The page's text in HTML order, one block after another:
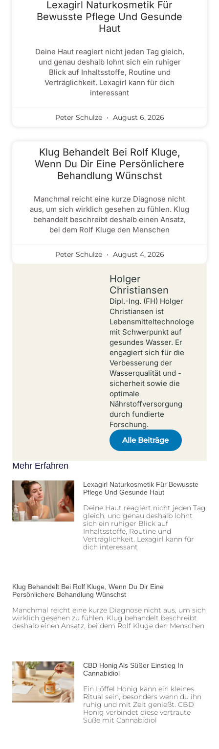
Lexagirl Naturkosmetik Für
Bewusste Pflege Und Gesunde
Haut
Deine Haut reagiert nicht jeden Tag gleich,
und genau deshalb lohnt sich ein ruhiger
Blick auf Inhaltsstoffe, Routine und
Verträglichkeit. Lexagirl kann für dich
interessant
Peter Schulze August 6, 2026
Klug Behandelt Bei Rolf Kluge,
Wenn Du Dir Eine Persönlichere
Behandlung Wünschst
Manchmal reicht eine kurze Diagnose nicht
aus, um sich wirklich gesehen zu fühlen. Klug
behandelt beschreibt deshalb einen Ansatz,
bei dem Rolf Kluge den Menschen
Peter Schulze August 4, 2026
Holger
Christiansen
Dipl.-Ing. (FH) Holger
Christiansen ist
Lebensmitteltechnologe
mit Schwerpunkt auf
gesundes Wasser. Er
engagiert sich für die
Verbesserung der
Wasserqualität und -
sicherheit sowie die
optimale
Nährstoffversorgung
durch fundierte
Forschung.
Alle Beiträge
Mehr Erfahren
Lexagirl Naturkosmetik Für Bewusste
Pflege Und Gesunde Haut
Deine Haut reagiert nicht jeden Tag
gleich, und genau deshalb lohnt
sich ein ruhiger Blick auf
Inhaltsstoffe, Routine und
Verträglichkeit. Lexagirl kann für
dich interessant
Klug Behandelt Bei Rolf Kluge, Wenn Du Dir Eine
Persönlichere Behandlung Wünschst
Manchmal reicht eine kurze Diagnose nicht aus, um sich
wirklich gesehen zu fühlen. Klug behandelt beschreibt
deshalb einen Ansatz, bei dem Rolf Kluge den Menschen
CBD Honig Als Süßer Einstieg In
Cannabidiol
Ein Löffel Honig kann ein kleines
Ritual sein, besonders wenn du ihn
ruhig und mit Zeit genießt. CBD
Honig verbindet diese vertraute
Süße mit Cannabidiol